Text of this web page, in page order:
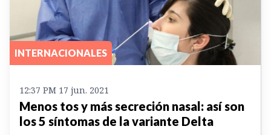
INTERNACIONALES
12:37 PM 17 jun. 2021
Menos tos y más secreción nasal: así son
los 5 síntomas de la variante Delta